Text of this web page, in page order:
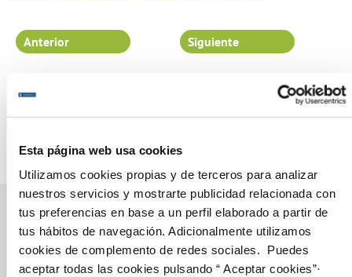
Esta página web usa cookies
Utilizamos cookies propias y de terceros para analizar
nuestros servicios y mostrarte publicidad relacionada con
tus preferencias en base a un perfil elaborado a partir de
tus hábitos de navegación. Adicionalmente utilizamos
cookies de complemento de redes sociales. Puedes
aceptar todas las cookies pulsando “ Aceptar cookies”·
Página 81 de 102
Anterior Siguiente
Gestiones Online